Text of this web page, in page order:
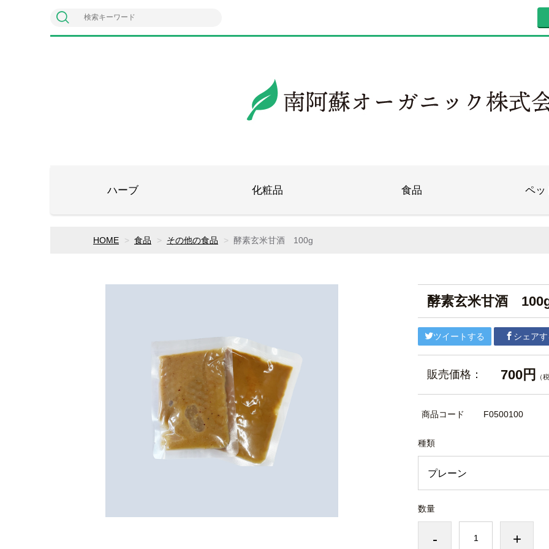
ハーブ 化粧品 食品 ペッ
HOME 食品 その他の食品 酵素玄米甘酒 100g
酵素玄米甘酒
ツイートする シェアす
販売価格： 700円 （
商品コード F0500100
種類
数量
- +